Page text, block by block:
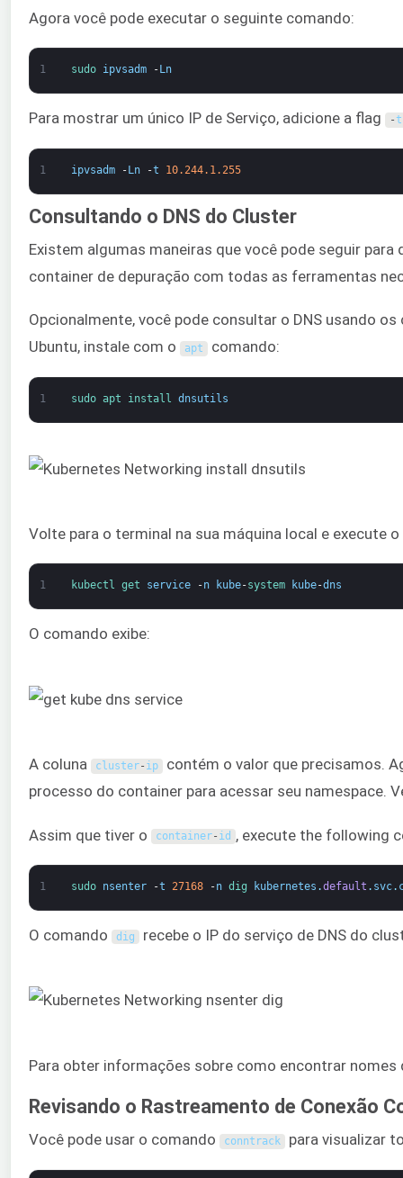
Agora você pode executar o seguinte comando:
1 sudo ipvsadm - Ln
Para mostrar um único IP de Serviço, adicione a flag -t
1 ipvsadm -Ln -t 10.244.1.255
Consultando o DNS do Cluster
Existem algumas maneiras que você pode seguir
container de depuração com todas as ferramentas
Opcionalmente, você pode consultar o DNS usando
Ubuntu, instale com o
apt comando:
1 sudo apt install dnsutils
Volte para o terminal na sua máquina local e execute
1 kubectl get service -n kube-system kube-dns
O comando exibe:
A coluna cluster- ip contém o valor que precisamos.
processo do container para acessar seu namespace.
Assim que tiver o container- id , execute the following
1 sudo nsenter -t 27168 -n dig kubernetes .default . svc.
O comando dig recebe o IP do serviço de DNS do
Para obter informações sobre como encontrar
Revisando o Rastreamento de Conexão
Você pode usar o comando conntrack para visualizar